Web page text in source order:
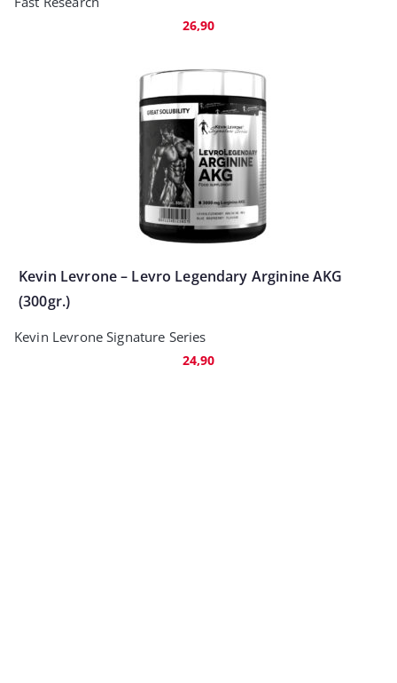
26,90
Kevin Levrone – Levro Legendary Arginine AKG
(300gr.)
Kevin Levrone Signature Series
24,90